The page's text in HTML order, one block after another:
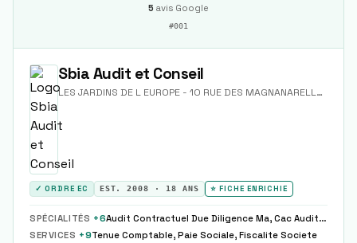
5 avis Google
#001
Sbia Audit et Conseil
LES JARDINS DE L EUROPE - 10 RUE DES MAGNANARELLES
✓ ORDRE EC EST.2008 · 18 ANS ⭐ FICHE ENRICHIE
SPÉCIALITÉS +6
Audit Contractuel Due Diligence Ma, Cac Audit Legal Classique
SERVICES +9Tenue Comptable, Paie Sociale, Fiscalite Societe